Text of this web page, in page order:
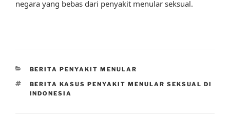
negara yang bebas dari penyakit menular seksual.
CATEGORIES
BERITA PENYAKIT MENULAR
TAGS
BERITA KASUS PENYAKIT MENULAR SEKSUAL DI
INDONESIA